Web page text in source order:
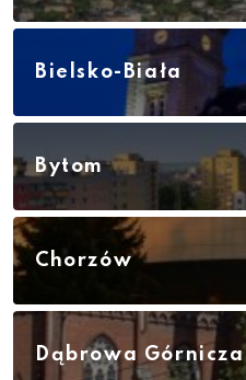
Bielsko-Biała
Bytom
Chorzów
Dąbrowa Górnicza